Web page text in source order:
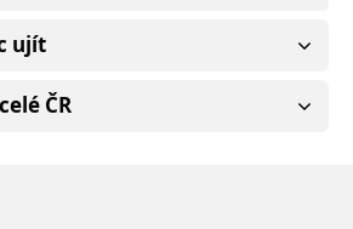
ujít
ČR